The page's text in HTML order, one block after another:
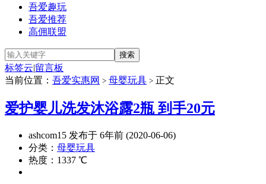
吾爱趣玩
吾爱推荐
高佣联盟
标签云|留言板
当前位置： 吾爱实惠网 > 母婴玩具 > 正文
爱护婴儿洗发沐浴露2瓶 到手20元
ashcom15 发布于 6年前 (2020-06-06)
分类： 母婴玩具
热度：1337 ℃